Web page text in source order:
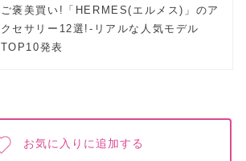
ご褒美買い!「HERMES(エルメス)」のア
クセサリー12選!-リアルな人気モデル
TOP10発表
お気に入りに追加する